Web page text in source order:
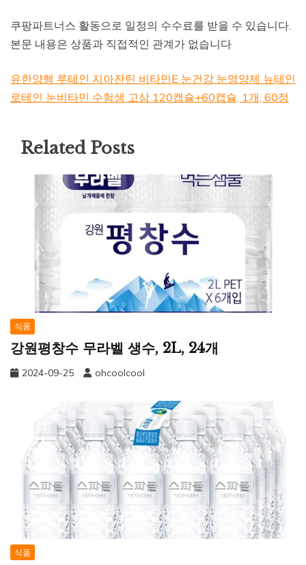
쿠팡파트너스 활동으로 일정의 수수료를 받을 수 있습니다.
본문 내용은 상품과 직접적인 관계가 없습니다
유한양행 루테인 지아잔틴 비타민E 눈건강 눈영양제 뉴테인
로테인 눈비타민 수험생 고삼 120캡슐+60캡슐, 1개, 60정
Related Posts
식품
강원평창수 무라벨 생수, 2L, 24개
2024-09-25 ohcoolcool
식품